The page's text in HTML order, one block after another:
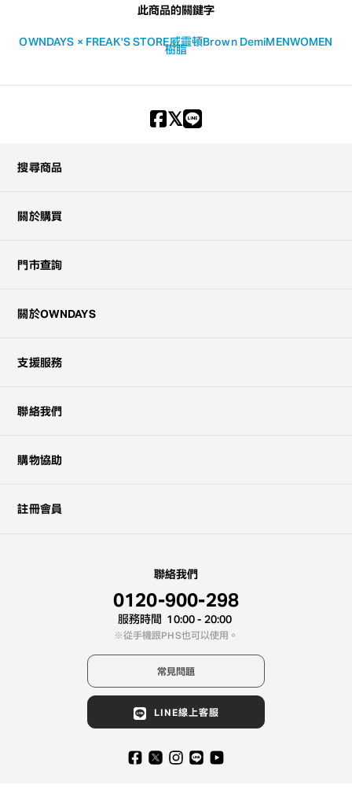
此商品的關鍵字
OWNDAYS × FREAK'S STORE威靈頓Brown DemiMENWOMEN
樹脂
搜尋商品
關於購買
門市查詢
關於OWNDAYS
支援服務
聯絡我們
購物協助
註冊會員
聯絡我們
0120-900-298
服務時間 10:00 - 20:00
從手機跟PHS也可以使用。
常見問題
LINE線上客服